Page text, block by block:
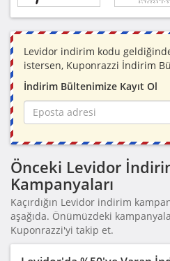
Levidor indirim kodu
istersen, Kuponrazzi İndirim
İndirim Bültenimize Kayıt Ol
Önceki Levidor
Kampanyaları
Kaçırdığın Levidor indirim
aşağıda. Önümüzdeki
Kuponrazzi'yi takip et.